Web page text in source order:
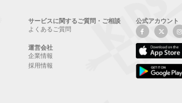
サービスに関するご質問・ご相談
よくあるご質問
運営会社
企業情報
採用情報
公式アカウント